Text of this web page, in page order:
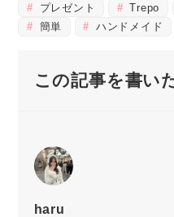
プレゼント
Trepo
簡単
ハンドメイド
この記事を書い
haru